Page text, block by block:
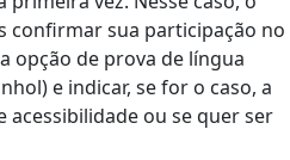
confirmar sua participação no
opção de prova de língua
e indicar, se for o caso, a
acessibilidade ou se quer ser